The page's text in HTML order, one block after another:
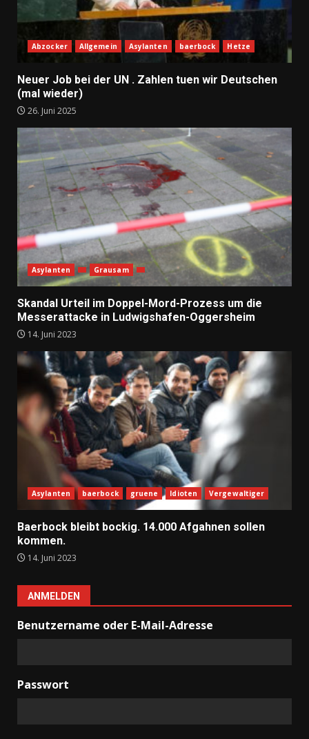
Abzocker Allgemein Asylanten baerbock Hetze
Neuer Job bei der UN . Zahlen tuen wir Deutschen
(mal wieder)
26. Juni 2025
Asylanten Grausam
Skandal Urteil im Doppel-Mord-Prozess um die
Messerattacke in Ludwigshafen-Oggersheim
14. Juni 2023
Asylanten baerbock gruene Idioten Vergewaltiger
Baerbock bleibt bockig. 14.000 Afgahnen sollen
kommen.
14. Juni 2023
ANMELDEN
Benutzername oder E-Mail-Adresse
Passwort